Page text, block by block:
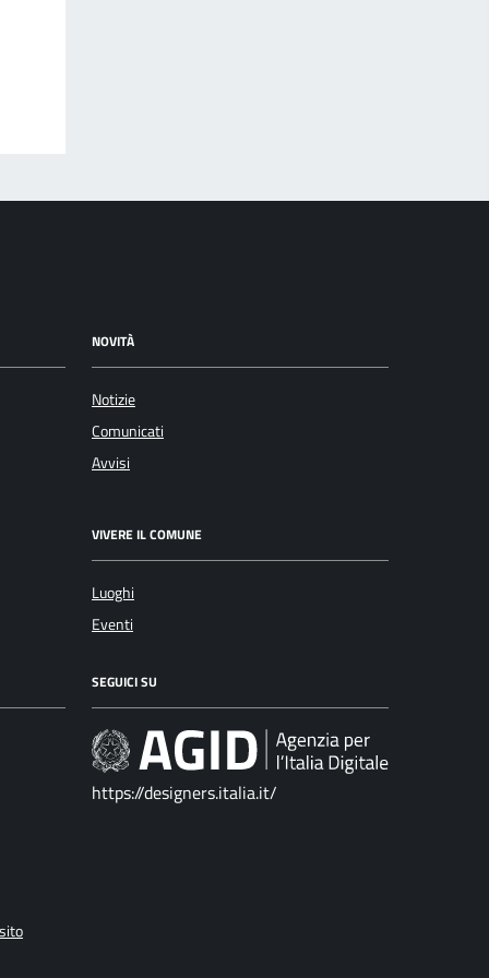
NOVITÀ
Notizie
Comunicati
Avvisi
VIVERE IL COMUNE
Luoghi
Eventi
SEGUICI SU
https://designers.italia.it/